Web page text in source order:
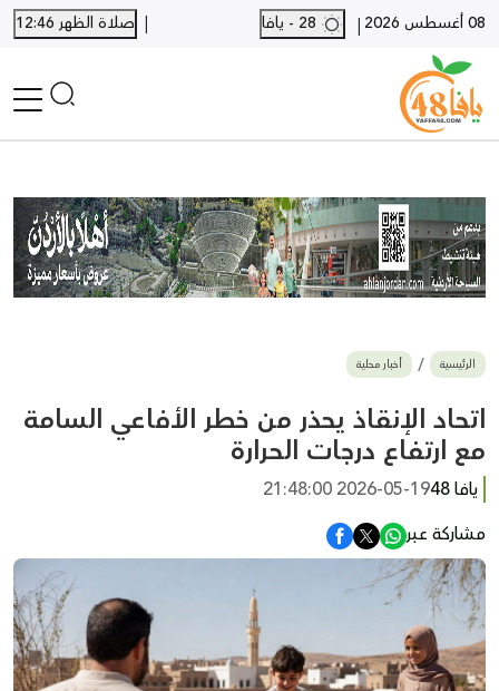
08 أغسطس 2026 |
| صلاة الظهر 12:46
أخبار محلية
أخبار يافا
SHORTS
أخبار اللد والرملة
بيع وشراء
أخبار القدس
وفيات
المزيد
ارسل خبر
الرئيسية أخبار محلية
اتحاد الإنقاذ يحذر من خطر الأفاعي السامة
مع ارتفاع درجات الحرارة
يافا 48
2026-05-19 21:48:00
مشاركة عبر